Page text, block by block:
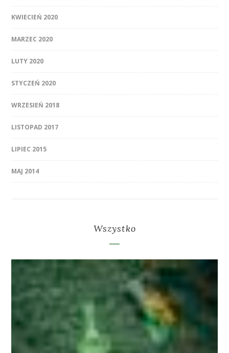
KWIECIEŃ 2020
MARZEC 2020
LUTY 2020
STYCZEŃ 2020
WRZESIEŃ 2018
LISTOPAD 2017
LIPIEC 2015
MAJ 2014
Wszystko